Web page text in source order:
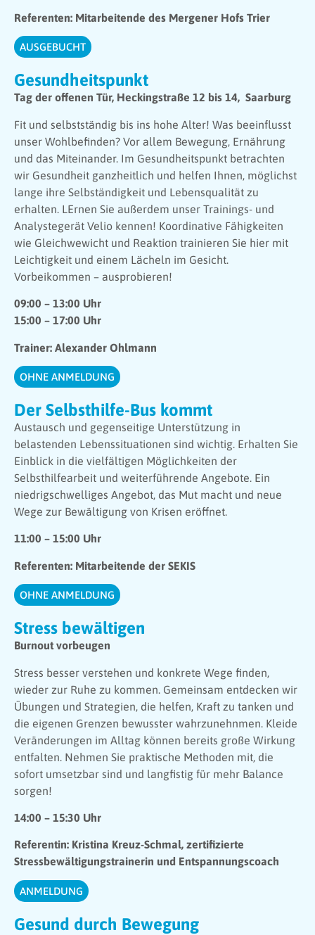
Referenten: Mitarbeitende des Mergener Hofs Trier
AUSGEBUCHT
Gesundheitspunkt
Tag der offenen Tür, Heckingstraße 12 bis 14, Saarburg
Fit und selbstständig bis ins hohe Alter! Was beeinflusst
unser Wohlbefinden? Vor allem Bewegung, Ernährung
und das Miteinander. Im Gesundheitspunkt betrachten
wir Gesundheit ganzheitlich und helfen Ihnen, möglichst
lange ihre Selbständigkeit und Lebensqualität zu
erhalten. LErnen Sie außerdem unser Trainings- und
Analystegerät Velio kennen! Koordinative Fähigkeiten
wie Gleichwewicht und Reaktion trainieren Sie hier mit
Leichtigkeit und einem Lächeln im Gesicht.
Vorbeikommen – ausprobieren!
09:00 – 13:00 Uhr
15:00 – 17:00 Uhr
Trainer: Alexander Ohlmann
OHNE ANMELDUNG
Der Selbsthilfe-Bus kommt
Austausch und gegenseitige Unterstützung in
belastenden Lebenssituationen sind wichtig. Erhalten Sie
Einblick in die vielfältigen Möglichkeiten der
Selbsthilfearbeit und weiterführende Angebote. Ein
niedrigschwelliges Angebot, das Mut macht und neue
Wege zur Bewältigung von Krisen eröffnet.
11:00 – 15:00 Uhr
Referenten: Mitarbeitende der SEKIS
OHNE ANMELDUNG
Stress bewältigen
Burnout vorbeugen
Stress besser verstehen und konkrete Wege finden,
wieder zur Ruhe zu kommen. Gemeinsam entdecken wir
Übungen und Strategien, die helfen, Kraft zu tanken und
die eigenen Grenzen bewusster wahrzunehnmen. Kleide
Veränderungen im Alltag können bereits große Wirkung
entfalten. Nehmen Sie praktische Methoden mit, die
sofort umsetzbar sind und langfistig für mehr Balance
sorgen!
14:00 – 15:30 Uhr
Referentin: Kristina Kreuz-Schmal, zertifizierte
Stressbewältigungstrainerin und Entspannungscoach
ANMELDUNG
Gesund durch Bewegung